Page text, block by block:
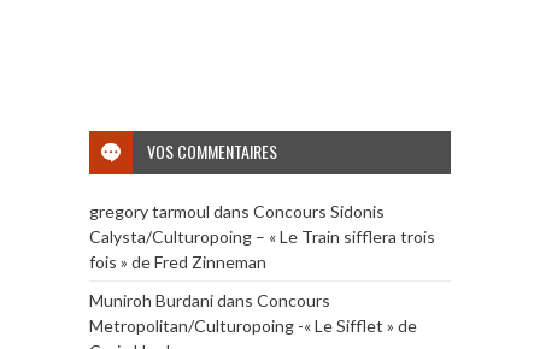
VOS COMMENTAIRES
gregory tarmoul dans Concours Sidonis
Calysta/Culturopoing – « Le Train sifflera trois
fois » de Fred Zinneman
Muniroh Burdanidans Concours
Metropolitan/Culturopoing -« Le Sifflet » de